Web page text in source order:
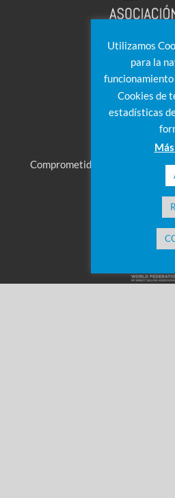
Comprometidos con el
Utilizamos
para la
Cookies de
estadísticas